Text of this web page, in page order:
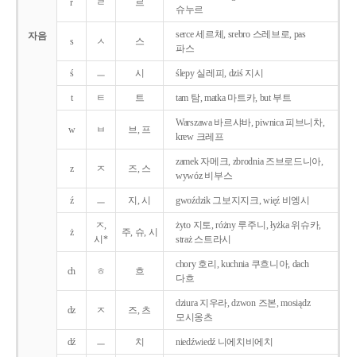
자음
r ㄹ 르
슈누르
s ㅅ 스
serce 세르체, srebro 스레브로, pas
파스
ś ㅡ 시 ślepy 실레피, dziś 지시
t ㅌ 트 tam 탐, matka 마트카, but 부트
w ㅂ 브, 프
Warszawa 바르샤바, piwnica 피브니차,
krew 크레프
z ㅈ 즈, 스
zamek 자메크, zbrodnia 즈브로드니아,
wywóz 비부스
ź ㅡ 지, 시 gwoździk 그보지지크, więź 비엥시
ż
ㅈ,
시*
주, 슈, 시
żyto 지토, różny 루주니, łyżka 위슈카,
straż 스트라시
ch ㅎ 흐
chory 호리, kuchnia 쿠흐니아, dach
다흐
dz ㅈ 즈, 츠
dziura 지우라, dzwon 즈본, mosiądz
모시옹츠
dź ㅡ 치 niedźwiedź 니에치비에치